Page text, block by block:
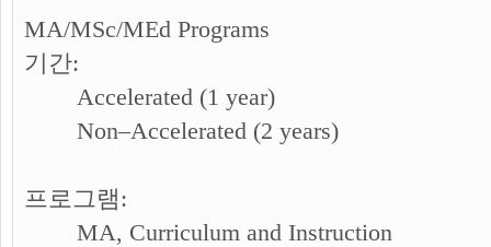
MA/MSc/MEd Programs
기간:
Accelerated (1 year)
Non–Accelerated (2 years)
프로그램:
MA, Curriculum and Instruction